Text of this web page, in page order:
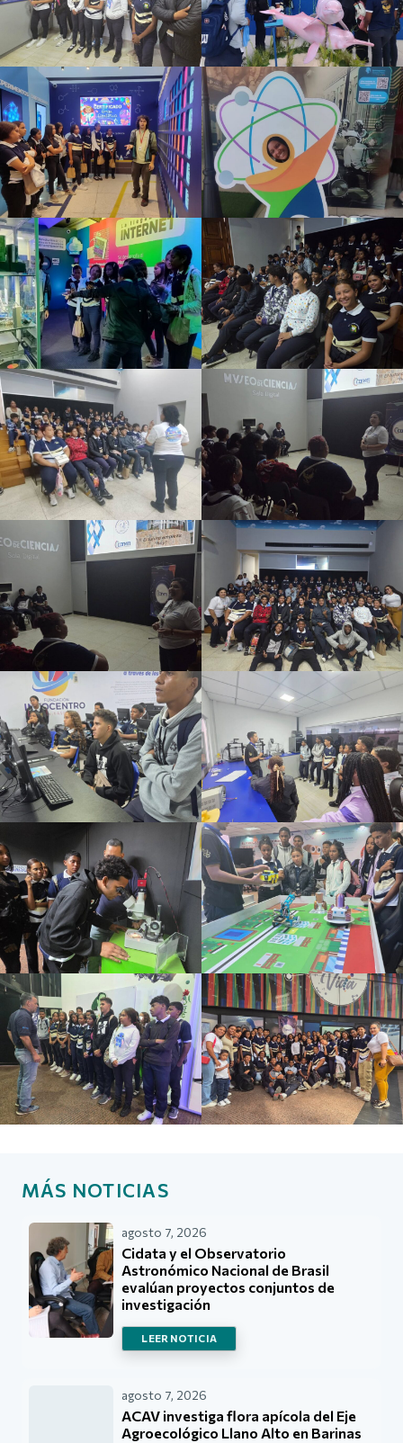
MÁS NOTICIAS
agosto 7, 2026
Cidata y el Observatorio
Astronómico Nacional de Brasil
evalúan proyectos conjuntos de
investigación
LEER NOTICIA
agosto 7, 2026
ACAV investiga flora apícola del Eje
Agroecológico Llano Alto en Barinas